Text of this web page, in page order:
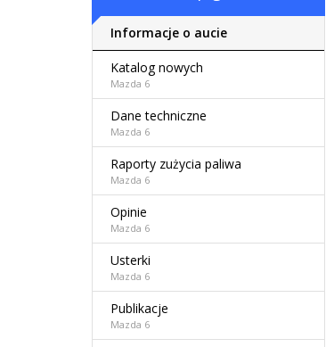
Informacje o aucie
Katalog nowych
Mazda 6
Dane techniczne
Mazda 6
Raporty zużycia paliwa
Mazda 6
Opinie
Mazda 6
Usterki
Mazda 6
Publikacje
Mazda 6